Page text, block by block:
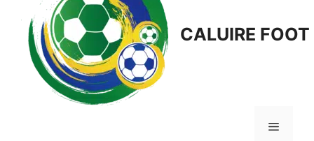
CALUIRE FOOT
Menu